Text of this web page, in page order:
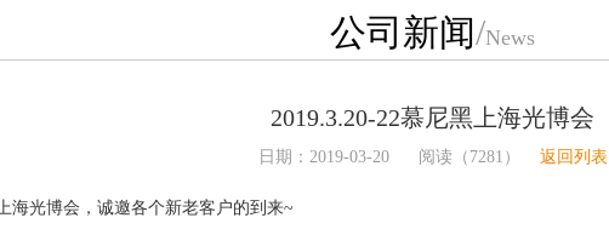
公司新闻/News
2019.3.20-22慕尼黑上海光博会
日期：2019-03-20 阅读（7281） 返回列表
海光博会，诚邀各个新老客户的到来~